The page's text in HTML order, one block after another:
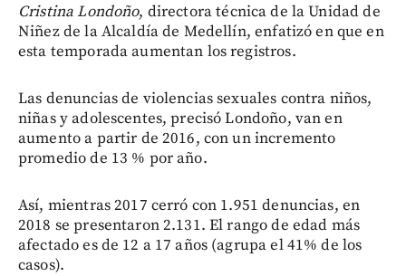
Cristina Londoño, directora técnica de la Unidad de
Niñez de la Alcaldía de Medellín, enfatizó en que en
esta temporada aumentan los registros.
Las denuncias de violencias sexuales contra niños,
niñas y adolescentes, precisó Londoño, van en
aumento a partir de 2016, con un incremento
promedio de 13 % por año.
Así, mientras 2017 cerró con 1.951 denuncias, en
2018 se presentaron 2.131. El rango de edad más
afectado es de 12 a 17 años (agrupa el 41% de los
casos).